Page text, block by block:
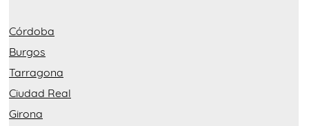
Córdoba
Burgos
Tarragona
Ciudad Real
Girona